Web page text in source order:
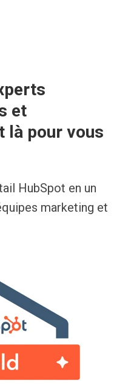
et
là pour vous
HubSpot en un
marketing et